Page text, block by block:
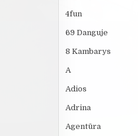
4fun
69 Danguje
8 Kambarys
A
Adios
Adrina
Agentūra